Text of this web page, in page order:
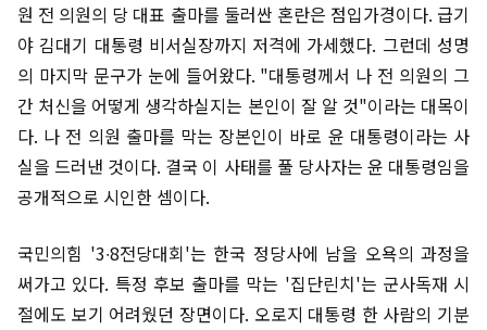
원 전 의원의 당 대표 출마를 둘러싼 혼란은 점입가경이다. 급기
야 김대기 대통령 비서실장까지 저격에 가세했다. 그런데 성명
의 마지막 문구가 눈에 들어왔다. "대통령께서 나 전 의원의 그
간 처신을 어떻게 생각하실지는 본인이 잘 알 것"이라는 대목이
다. 나 전 의원 출마를 막는 장본인이 바로 윤 대통령이라는 사
실을 드러낸 것이다. 결국 이 사태를 풀 당사자는 윤 대통령임을
공개적으로 시인한 셈이다.
국민의힘 '3∙8전당대회'는 한국 정당사에 남을 오욕의 과정을
써가고 있다. 특정 후보 출마를 막는 '집단린치'는 군사독재 시
절에도 보기 어려웠던 장면이다. 오로지 대통령 한 사람의 기분